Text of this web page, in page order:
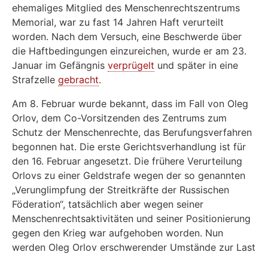
ehemaliges Mitglied des Menschenrechtszentrums
Memorial, war zu fast 14 Jahren Haft verurteilt
worden. Nach dem Versuch, eine Beschwerde über
die Haftbedingungen einzureichen, wurde er am 23.
Januar im Gefängnis verprügelt und später in eine
Strafzelle gebracht.
Am 8. Februar wurde bekannt, dass im Fall von Oleg
Orlov, dem Co-Vorsitzenden des Zentrums zum
Schutz der Menschenrechte, das Berufungsverfahren
begonnen hat. Die erste Gerichtsverhandlung ist für
den 16. Februar angesetzt. Die frühere Verurteilung
Orlovs zu einer Geldstrafe wegen der so genannten
„Verunglimpfung der Streitkräfte der Russischen
Föderation“, tatsächlich aber wegen seiner
Menschenrechtsaktivitäten und seiner Positionierung
gegen den Krieg war aufgehoben worden. Nun
werden Oleg Orlov erschwerender Umstände zur Last